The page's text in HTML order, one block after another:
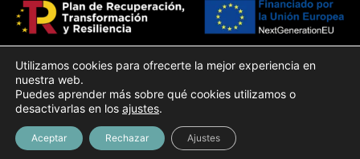
Diseño webGecko Studio
Utilizamos cookies para ofrecerte la mejor experiencia en
nuestra web.
Puedes aprender más sobre qué cookies utilizamos o
desactivarlas en los ajustes.
Aceptar Rechazar Ajustes